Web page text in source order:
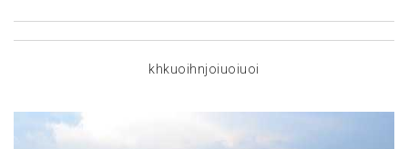
khkuoihnjoiuoiuoi